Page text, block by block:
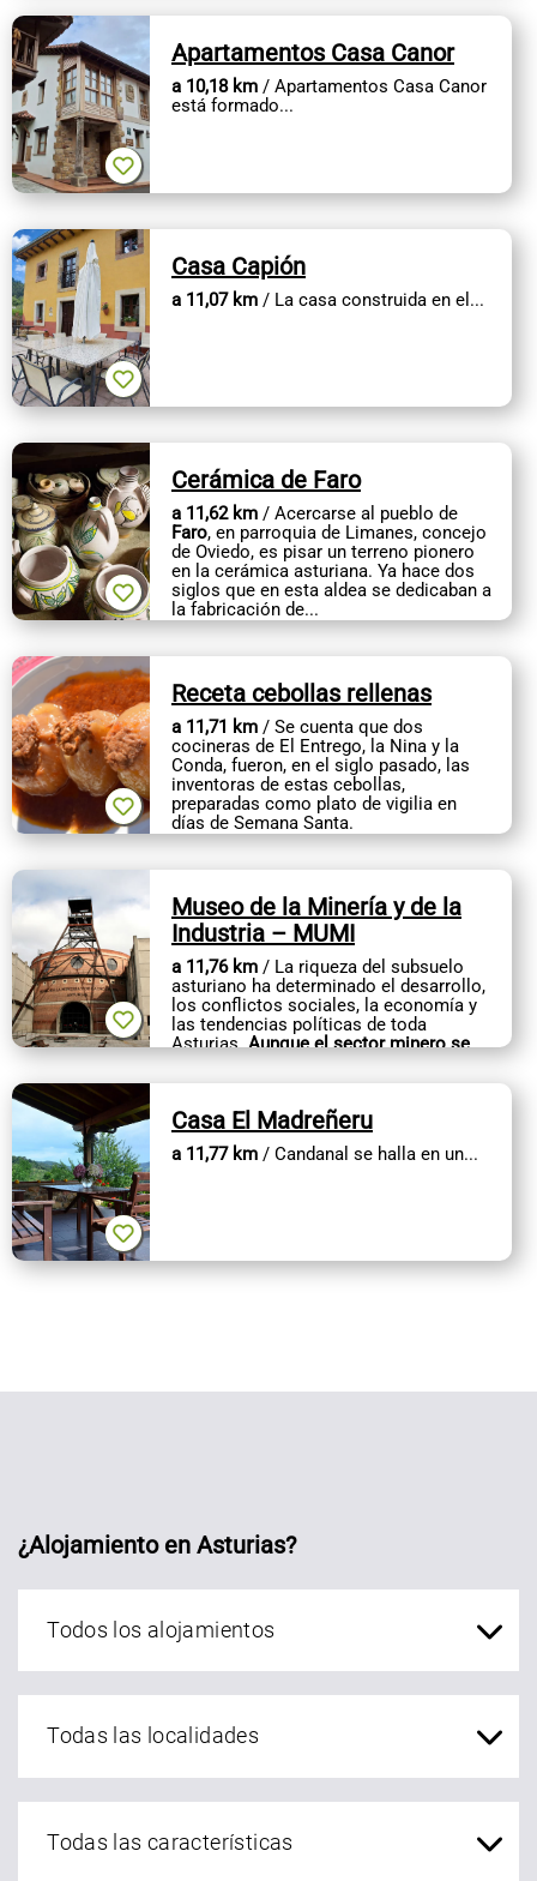
Apartamentos Casa Canor
a 10,18 km / Apartamentos Casa Canor
está formado...
Casa Capión
a 11,07 km / La casa construida en el...
Cerámica de Faro
a 11,62 km / Acercarse al pueblo de
Faro, en parroquia de Limanes, concejo
de Oviedo, es pisar un terreno pionero
en la cerámica asturiana. Ya hace dos
siglos que en esta aldea se dedicaban a
la fabricación de...
Receta cebollas rellenas
a 11,71 km / Se cuenta que dos
cocineras de El Entrego, la Nina y la
Conda, fueron, en el siglo pasado, las
inventoras de estas cebollas,
preparadas como plato de vigilia en
días de Semana Santa.
La realidad...
Museo de la Minería y de la
Industria – MUMI
a 11,76 km / La riqueza del subsuelo
asturiano ha determinado el desarrollo,
los conflictos sociales, la economía y
las tendencias políticas de toda
Asturias.Aunque el sector minero se
Casa El Madreñeru
a 11,77 km / Candanal se halla en un...
¿Alojamiento en Asturias?